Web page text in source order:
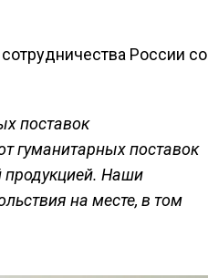
России со
поставок
гуманитарных поставок
продукцией. Наши
на месте, в том